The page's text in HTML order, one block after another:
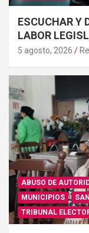
ESCUCHAR Y
LABOR
5 agosto, 2026
ABUSO DE
MUNICIPIOS
TRIBUNAL